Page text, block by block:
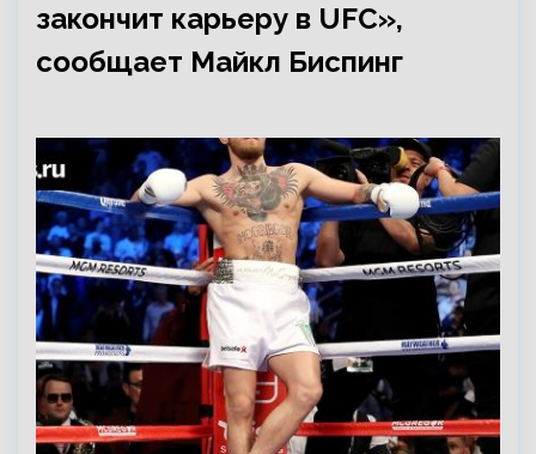
закончит карьеру в UFС»,
сообщает Майкл Биспинг